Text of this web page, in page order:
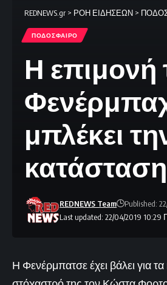
REDNEWS.gr > ΡΟΗ ΕΙΔΗΣΕΩΝ >
ΠΟΔΟΣΦΑΙΡΟ
Η επιμονή
μπλέκει
κατάσταση
Last updated: 22/04/2019 10:29
REDNEWS Team Published:
Η Φενέρμπατσε έχει βάλει για